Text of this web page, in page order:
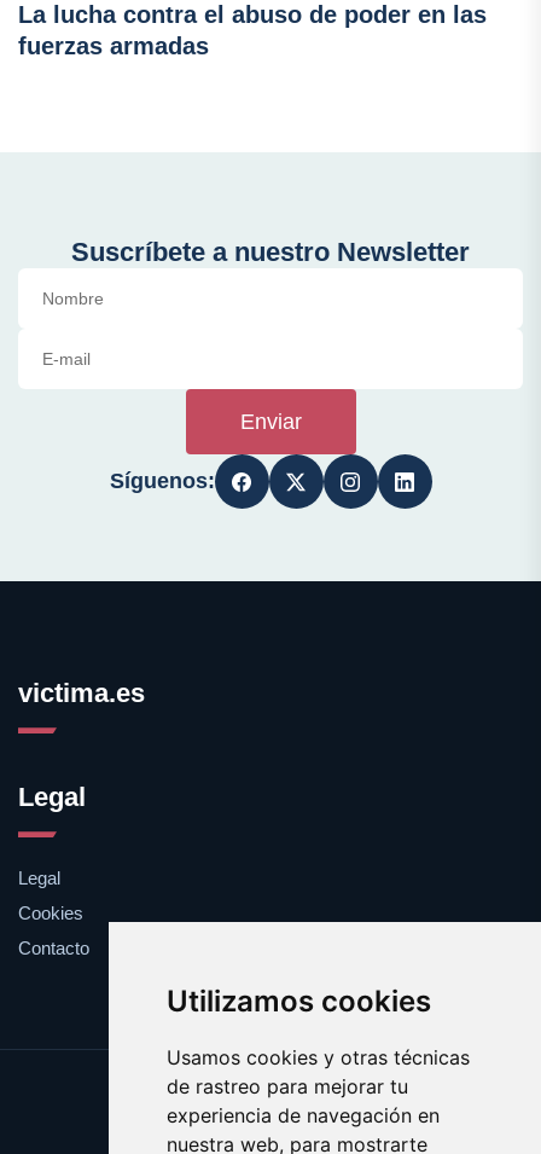
Utilizamos cookies
Usamos cookies y otras técnicas
de rastreo para mejorar tu
experiencia de navegación en
nuestra web, para mostrarte
La lucha contra el abuso de poder en las
fuerzas armadas
Suscríbete a nuestro Newsletter
Enviar
Síguenos:
victima.es
Legal
Legal
Cookies
Contacto
Update cookies preferences
Copyright © 2025 victima.es